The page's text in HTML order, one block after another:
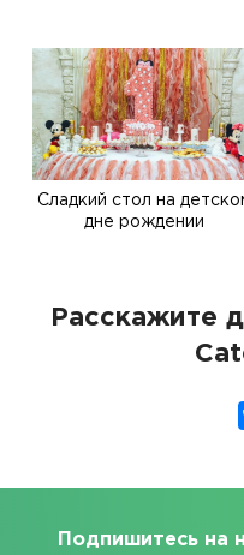
Сладкий стол на
дне рождении
Расскажите
Подпишитесь на